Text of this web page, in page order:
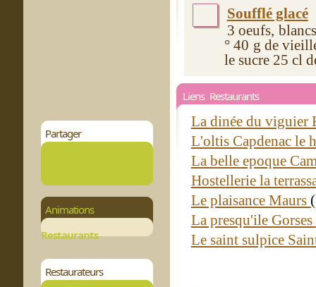
Partager
Animations
Restaurants
Restaurateurs
Soufflé glacé
3 oeufs,
° 40 g de
le sucre 25 cl
Liens Restaurants
La dinée du viguier
L'oltis Capdenac le
La belle epoque
Hostellerie la
Le plaisance Maurs
La presqu'ile Gorses
Le saint sulpice